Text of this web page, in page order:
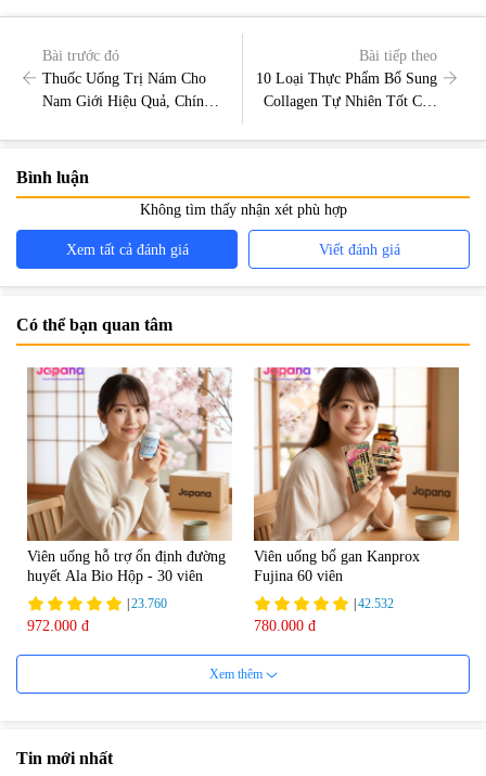
Bài trước đó
Thuốc Uống Trị Nám Cho
Nam Giới Hiệu Quả, Chính
Bài tiếp theo
10 Loại Thực Phẩm Bổ Sung
Collagen Tự Nhiên Tốt Cho
Bình luận
Không tìm thấy nhận xét phù hợp
Xem tất cả đánh giá Viết đánh giá
Có thể bạn quan tâm
Viên uống hỗ trợ ổn định đường
huyết Ala Bio Hộp - 30 viên
23.760
972.000 đ
Viên uống bổ gan Kanprox
Fujina 60 viên
42.532
780.000 đ
Xem thêm
Tin mới nhất